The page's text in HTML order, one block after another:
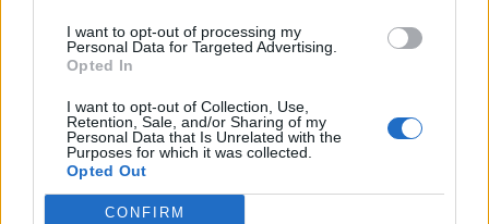
I want to opt-out of processing my
Personal Data for Targeted Advertising.
Opted In
I want to opt-out of Collection, Use,
Retention, Sale, and/or Sharing of my
Personal Data that Is Unrelated with the
Purposes for which it was collected.
Opted Out
CONFIRM